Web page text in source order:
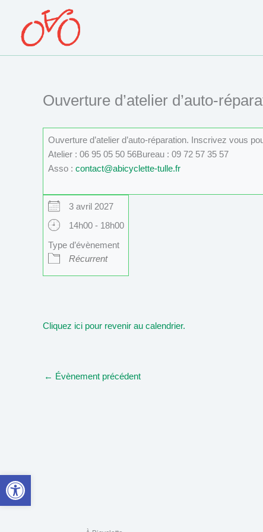
Ouvrir la barre d’outils
contenu
Ouverture d’atelier d’auto-
Ouverture d’atelier d’auto-réparation. Inscrivez vous
Atelier : 06 95 05 50 56Bureau : 09 72 57 35 57
Asso : contact@abicyclette-tulle.fr
3 avril 2027
14h00 - 18h00
Type d’évènement
Récurrent
Cliquez ici pour revenir au calendrier.
← Évènement précédent